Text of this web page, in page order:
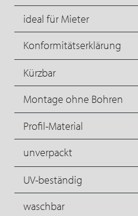
ideal für Mieter
Konformitätserklärung
Kürzbar
Montage ohne Bohren
Profil-Material
unverpackt
UV-beständig
waschbar